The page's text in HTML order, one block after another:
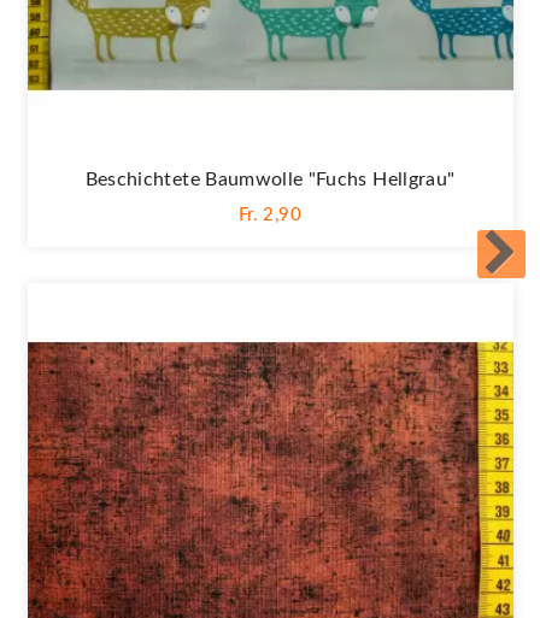
Beschichtete Baumwolle "Fuchs Hellgrau"
Fr. 2,90